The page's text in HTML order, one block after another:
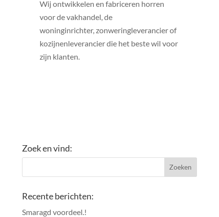
Wij ontwikkelen en fabriceren horren
voor de vakhandel, de
woninginrichter, zonweringleverancier of
kozijnenleverancier die het beste wil voor
zijn klanten.
Zoek en vind:
Recente berichten:
Smaragd voordeel.!